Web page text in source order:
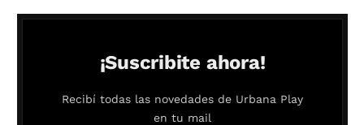
¡Suscribite ahora!
Recibí todas las novedades de Urbana Play
en tu mail